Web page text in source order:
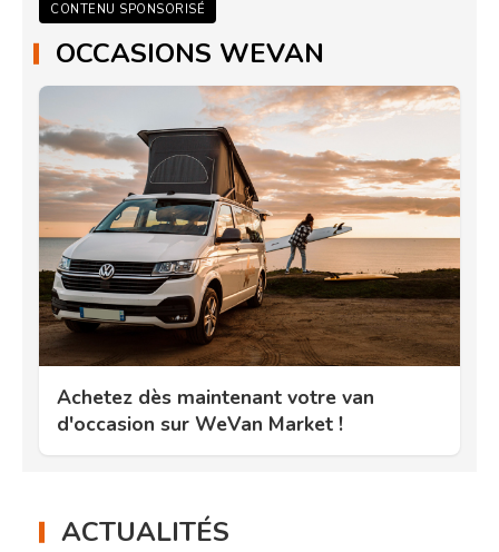
CONTENU SPONSORISÉ
OCCASIONS WEVAN
Achetez dès maintenant votre van
d'occasion sur WeVan Market !
ACTUALITÉS